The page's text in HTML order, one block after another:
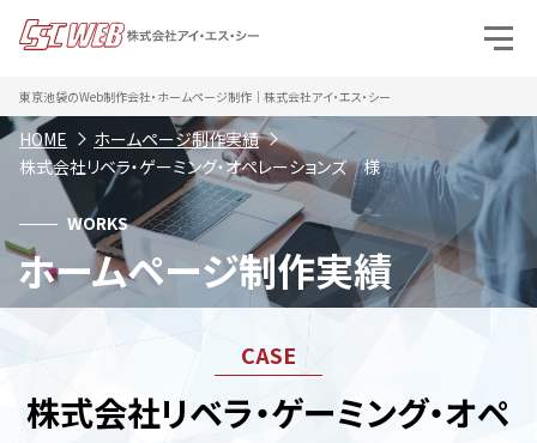
東京池袋のWeb制作会社・ホームページ制作｜株式会社アイ・エス・シー
HOME
ホームページ制作実績
株式会社リベラ・ゲーミング・オペレーションズ 様
WORKS
ホームページ制作実績
株式会社リベラ・ゲーミング・オペ